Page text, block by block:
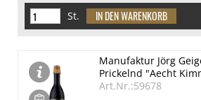
St.
Manufaktur Jörg
Prickelnd "Aecht
Art.Nr.:59678